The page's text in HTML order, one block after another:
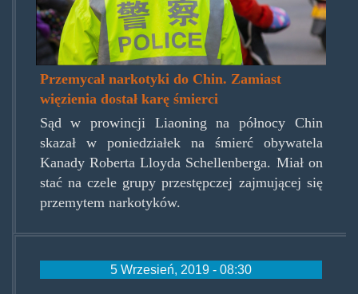
Przemycał narkotyki do Chin. Zamiast
więzienia dostał karę śmierci
Sąd w prowincji Liaoning na północy Chin
skazał w poniedziałek na śmierć obywatela
Kanady Roberta Lloyda Schellenberga. Miał on
stać na czele grupy przestępczej zajmującej się
przemytem narkotyków.
5 Wrzesień, 2019 - 08:30